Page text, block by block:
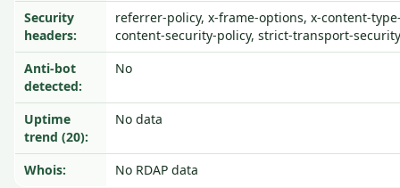
Security
headers:
referrer-policy, x-frame-options, x-content-
content-security-policy, strict-transport-security
Anti-bot
detected:
No
Uptime
trend (20):
No data
Whois: No RDAP data